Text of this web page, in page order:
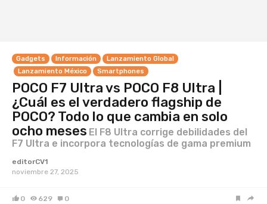
Gadgets Información
Lanzamiento Global
Lanzamiento México
Smartphones
POCO F7 Ultra vs POCO F8 Ultra |
¿Cuál es el verdadero flagship de
POCO? Todo lo que cambia en solo
ocho meses El F8 Ultra corrige debilidades del
F7 Ultra e incorpora tecnologías de gama premium
editorCV1
noviembre 27, 2025
0 629 0